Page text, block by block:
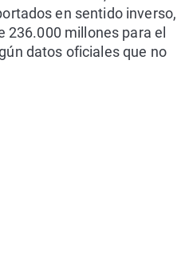
en sentido inverso,
236.000 millones para el
datos oficiales que no